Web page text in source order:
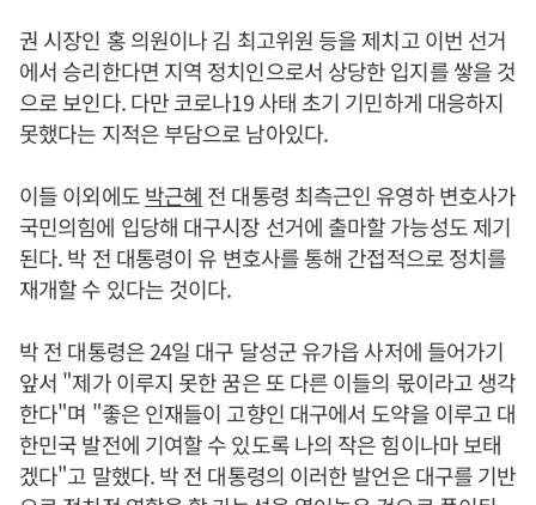
권 시장인 홍 의원이나 김 최고위원 등을 제치고 이번 선거
에서 승리한다면 지역 정치인으로서 상당한 입지를 쌓을 것
으로 보인다. 다만 코로나19 사태 초기 기민하게 대응하지
못했다는 지적은 부담으로 남아있다.
이들 이외에도박근혜 전 대통령 최측근인 유영하 변호사가
국민의힘에 입당해 대구시장 선거에 출마할 가능성도 제기
된다. 박 전 대통령이 유 변호사를 통해 간접적으로 정치를
재개할 수 있다는 것이다.
박 전 대통령은 24일 대구 달성군 유가읍 사저에 들어가기
앞서 "제가 이루지 못한 꿈은 또 다른 이들의 몫이라고 생각
한다"며 "좋은 인재들이 고향인 대구에서 도약을 이루고 대
한민국 발전에 기여할 수 있도록 나의 작은 힘이나마 보태
겠다"고 말했다. 박 전 대통령의 이러한 발언은 대구를 기반